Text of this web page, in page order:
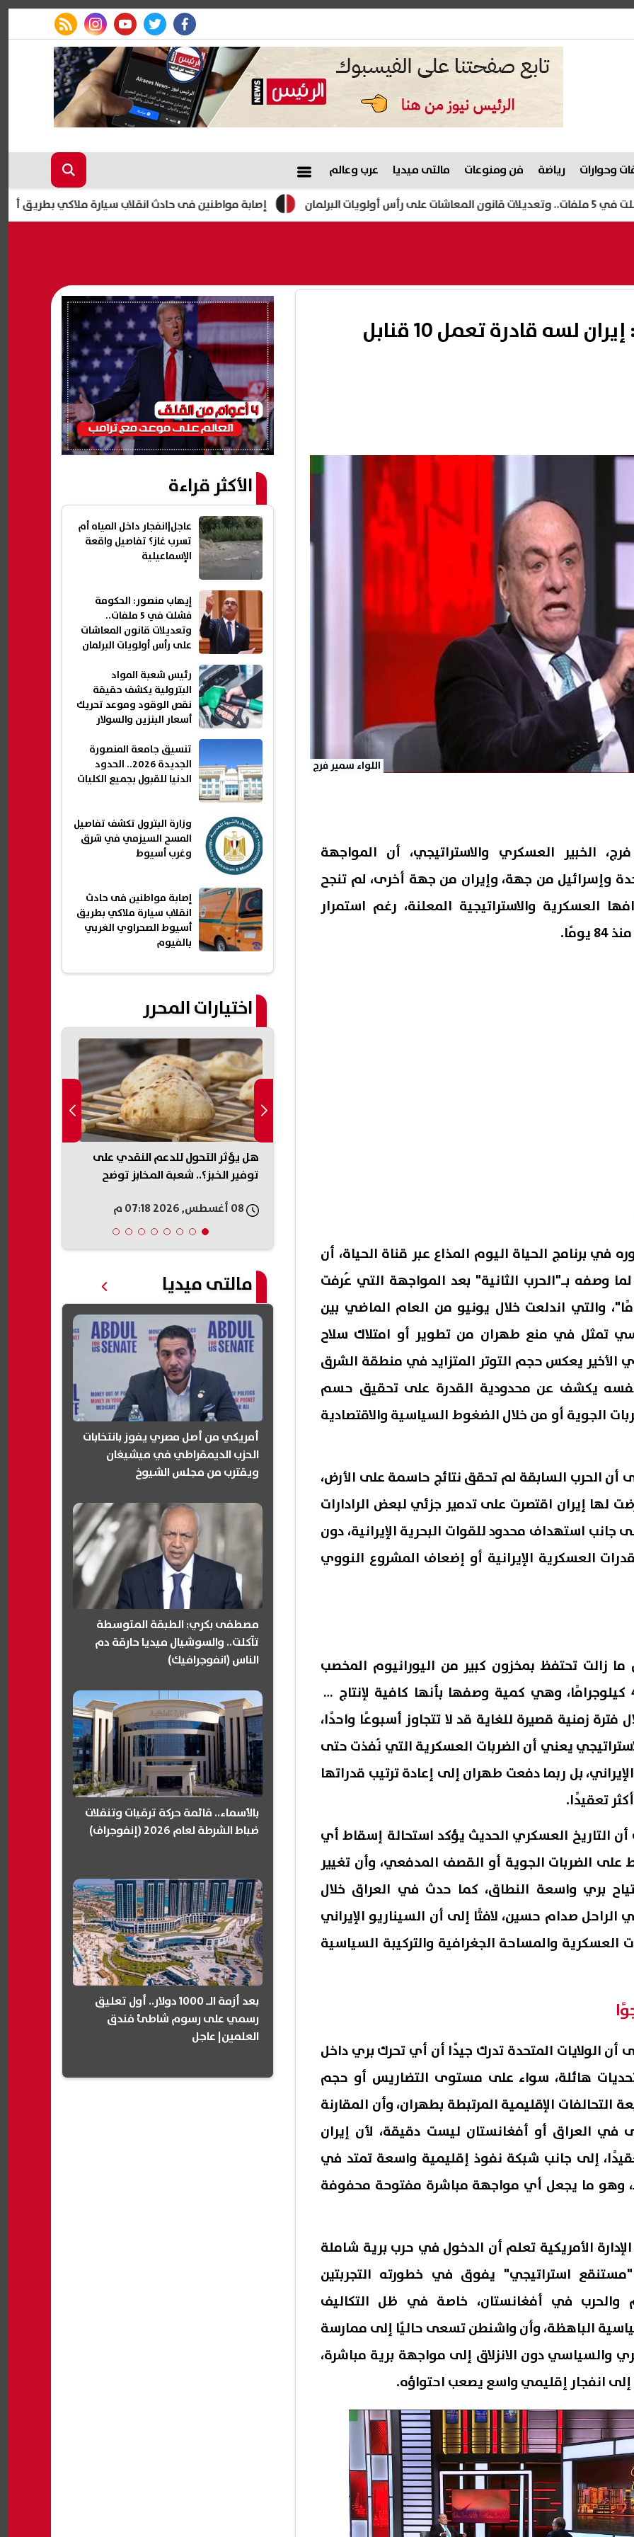
facebook
twitter
youtube
instagram
rss feed
وحوارات رياضة فن ومنوعات مالتى ميديا عرب وعالم
إصابة مواطنين فى حادث انقلاب سيارة ملاكي بطريق أسيوط
بعد 84 يوم حرب.. سمير فرج: إيران لسه قادرة تعمل 10 قنابل
اللواء سمير فرج
الخبير العسكري والاستراتيجي، أن المواجهة
وإسرائيل من جهة، وإيران من جهة أخرى، لم تنجح
العسكرية والاستراتيجية المعلنة، رغم استمرار
برنامج الحياة اليوم المذاع عبر قناة الحياة، أن
لما وصفه بـ"الحرب الثانية" بعد المواجهة التي عُرفت
باسم "حرب الـ12 يومًا"، والتي اندلعت خلال يونيو من العام الماضي بين
تمثل في منع طهران من تطوير أو امتلاك سلاح
الأخير يعكس حجم التوتر المتزايد في منطقة الشرق
يكشف عن محدودية القدرة على تحقيق حسم
الجوية أو من خلال الضغوط السياسية والاقتصادية
أن الحرب السابقة لم تحقق نتائج حاسمة على الأرض،
لها إيران اقتصرت على تدمير جزئي لبعض الرادارات
جانب استهداف محدود للقوات البحرية الإيرانية، دون
العسكرية الإيرانية أو إضعاف المشروع النووي
زالت تحتفظ بمخزون كبير من اليورانيوم المخصب
بنسبة 60%، يقدر بنحو 450 كيلوجرامًا، وهي كمية وصفها بأنها كافية لإنتاج ما
خلال فترة زمنية قصيرة للغاية قد لا تتجاوز أسبوعًا واحدًا،
يعني أن الضربات العسكرية التي نُفذت حتى
بل ربما دفعت طهران إلى إعادة ترتيب قدراتها
تعقيدًا.
التاريخ العسكري الحديث يؤكد استحالة إسقاط أي
الضربات الجوية أو القصف المدفعي، وأن تغيير
بري واسعة النطاق، كما حدث في العراق خلال
صدام حسين، لافتًا إلى أن السيناريو الإيراني
العسكرية والمساحة الجغرافية والتركيبة السياسية
أن الولايات المتحدة تدرك جيدًا أن أي تحرك بري داخل
تحديات هائلة، سواء على مستوى التضاريس أو حجم
التحالفات الإقليمية المرتبطة بطهران، وأن المقارنة
في العراق أو أفغانستان ليست دقيقة، لأن إيران
إلى جانب شبكة نفوذ إقليمية واسعة تمتد في
وهو ما يجعل أي مواجهة مباشرة مفتوحة محفوفة
الأمريكية تعلم أن الدخول في حرب برية شاملة
استراتيجي" يفوق في خطورته التجربتين
والحرب في أفغانستان، خاصة في ظل التكاليف
الباهظة، وأن واشنطن تسعى حاليًا إلى ممارسة
والسياسي دون الانزلاق إلى مواجهة برية مباشرة،
إلى انفجار إقليمي واسع يصعب احتواؤه.
الأكثر قراءة
عاجل|انفجار داخل المياه أم
تسرب غاز؟ تفاصيل واقعة
الإسماعيلية
إيهاب منصور: الحكومة
فشلت في 5 ملفات..
وتعديلات قانون المعاشات
على رأس أولويات البرلمان
رئيس شعبة المواد
البترولية يكشف حقيقة
نقص الوقود وموعد تحريك
أسعار البنزين والسولار
تنسيق جامعة المنصورة
الجديدة 2026.. الحدود
الدنيا للقبول بجميع الكليات
وزارة البترول تكشف تفاصيل
المسح السيزمي في شرق
وغرب أسيوط
إصابة مواطنين فى حادث
انقلاب سيارة ملاكي بطريق
أسيوط الصحراوي الغربي
بالفيوم
اختيارات المحرر
هل يؤثر التحول للدعم النقدي على
توفير الخبز؟.. شعبة المخابز توضح
مالتى ميديا
أمريكي من أصل مصري يفوز بانتخابات
الحزب الديمقراطي في ميشيغان
ويقترب من مجلس الشيوخ
مصطفى بكري: الطبقة المتوسطة
تآكلت.. والسوشيال ميديا حارقة دم
الناس (انفوجرافيك)
بالأسماء.. قائمة حركة ترقيات وتنقلات
ضباط الشرطة لعام 2026 (إنفوجراف)
بعد أزمة الـ 1000 دولار.. أول تعليق
رسمي على رسوم شاطئ فندق
العلمين| عاجل